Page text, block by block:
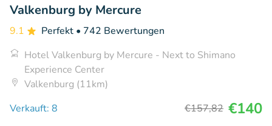
Valkenburg by Mercure
9.1 Perfekt • 742 Bewertungen
Hotel Valkenburg by Mercure - Next to Shimano
Experience Center
Valkenburg (11km)
Verkauft: 8
€157,82 €140